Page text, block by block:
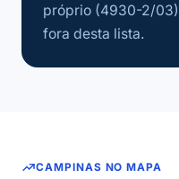
próprio (4930-2/
fora desta lista.
CAMPINAS NO MAPA